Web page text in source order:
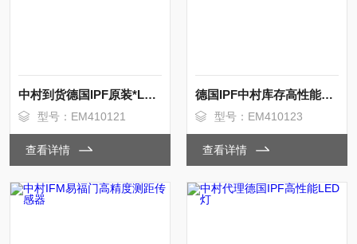
中村到货德国IPF原装*LED灯
型号：EM410121
查看详情
德国IPF中村库存高性能耐用LED灯
型号：EM410123
查看详情